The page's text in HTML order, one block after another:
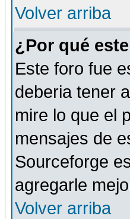
Volver arriba
¿Por qué
Este foro fue
deberia tener
mire lo que el
mensajes de
Sourceforge
agregarle
Volver arriba